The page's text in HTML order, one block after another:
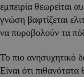
εμπειρία θεωρείται
γνώση βαφτίζεται
να πυροβολούν τα
Το πιο ανησυχητικό
Είναι ότι